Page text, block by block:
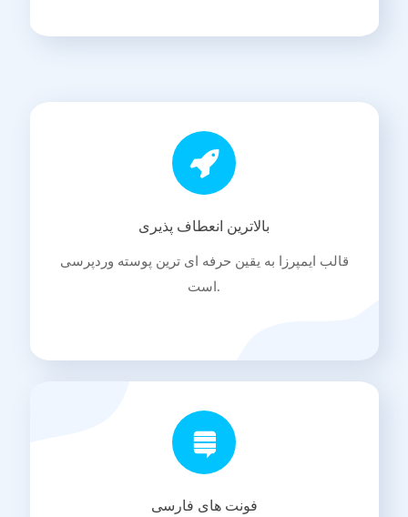
بالاترین انعطاف پذیری
قالب ایمپرزا به یقین حرفه ای ترین پوسته وردپرسی
است.
فونت های فارسی